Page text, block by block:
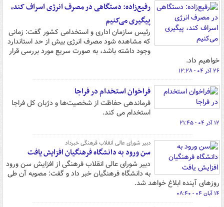
رفیع‌زاده: دستگاهی در مصرف انرژی اسراف کند،
پیگیری می‌کنیم
رئیس سازمان اداری و استخدامی کشور گفت: زمانی
که مشاهده شود مصرف انرژی بیش از حد استاندارد
وجود داشته باشد، به صورت سریع مورد بررسی قرار
خواهیم داد.
۲۶ آذر ۰۴ - ۱۲:۲۸
فراخوان استخدام در فراجا
فرماندهی حفاظت از شخصیت‌ها و دژبان کل فراجا
استخدام می کند.
۱۲ آذر ۰۴ - ۲۱:۴۵
دبیر شورای عالی انقلاب فرهنگی خبرداد
سن ورود به دانشگاه فرهنگیان افزایش یافت
دبیر شورای عالی انقلاب فرهنگی از افزایش سن ورود
به دانشگاه فرهنگیان خبر داد و گفت: مصوبه آن طی
روزهای آینده ابلاغ خواهد شد.
۱۴ آبان ۰۴ - ۰۸:۴۰